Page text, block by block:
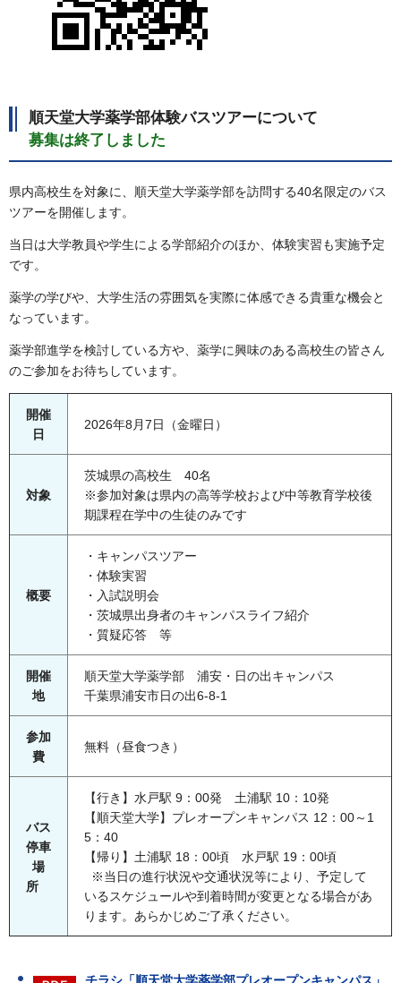
順天堂大学薬学部体験バスツアーについて
募集は終了しました
県内高校生を対象に、順天堂大学薬学部を訪問する40名限定のバス
ツアーを開催します。
当日は大学教員や学生による学部紹介のほか、体験実習も実施予定
です。
薬学の学びや、大学生活の雰囲気を実際に体感できる貴重な機会と
なっています。
薬学部進学を検討している方や、薬学に興味のある高校生の皆さん
のご参加をお待ちしています。
開催
日
2026年8月7日（金曜日）
対象
茨城県の高校生 40名
※参加対象は県内の高等学校および中等教育学校後
期課程在学中の生徒のみです
概要
・キャンパスツアー
・体験実習
・入試説明会
・茨城県出身者のキャンパスライフ紹介
・質疑応答 等
開催
地
順天堂大学薬学部 浦安・日の出キャンパス
千葉県浦安市日の出6-8-1
参加
費
無料（昼食つき）
バス
停車
場
所
【行き】水戸駅 9：00発 土浦駅 10：10発
【順天堂大学】プレオープンキャンパス 12：00～1
5：40
【帰り】土浦駅 18：00頃 水戸駅 19：00頃
※当日の進行状況や交通状況等により、予定して
いるスケジュールや到着時間が変更となる場合があ
ります。あらかじめご了承ください。